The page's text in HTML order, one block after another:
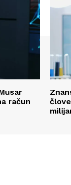
račun